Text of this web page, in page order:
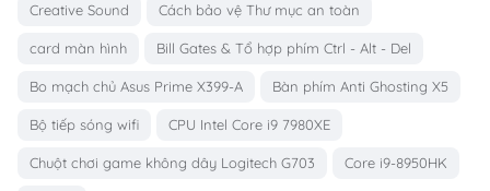
Creative Sound Cách bảo vệ Thư mục an toàn
card màn hình Bill Gates & Tổ hợp phím Ctrl - Alt - Del
Bo mạch chủ Asus Prime X399-A Bàn phím Anti Ghosting X5
Bộ tiếp sóng wifi CPU Intel Core i9 7980XE
Chuột chơi game không dây Logitech G703 Core i9-8950HK